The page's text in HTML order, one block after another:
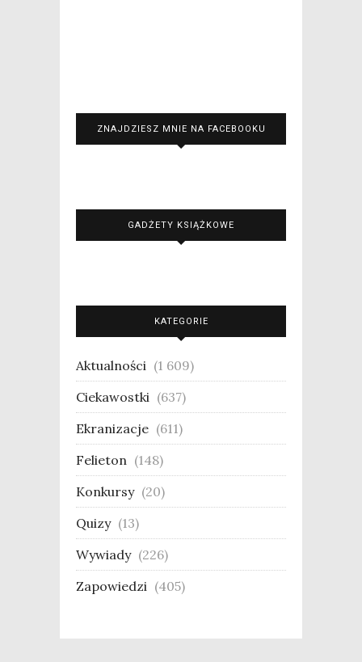
ZNAJDZIESZ MNIE NA FACEBOOKU
GADŻETY KSIĄŻKOWE
KATEGORIE
Aktualności (1 609)
Ciekawostki (637)
Ekranizacje (611)
Felieton (148)
Konkursy (20)
Quizy (13)
Wywiady (226)
Zapowiedzi (405)